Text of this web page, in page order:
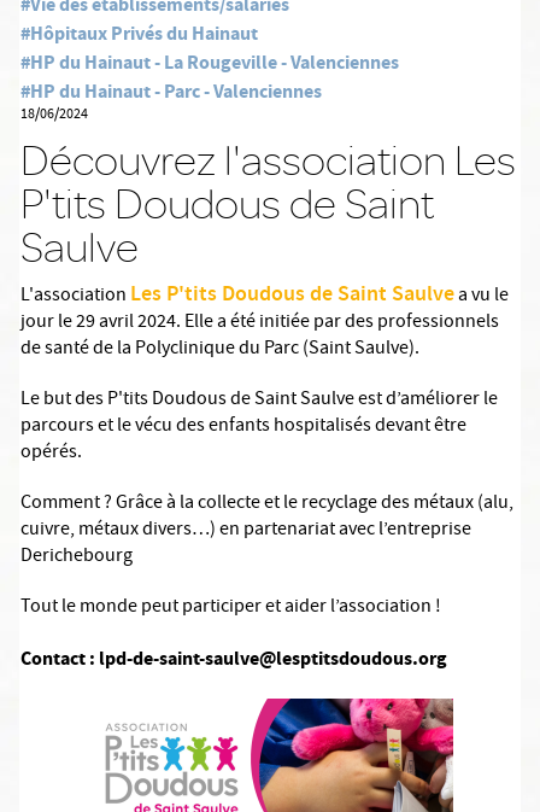
#Hôpitaux Privés du Hainaut
#HP du Hainaut - La Rougeville - Valenciennes
#HP du Hainaut - Parc - Valenciennes
18/06/2024
Découvrez l'association Les
P'tits Doudous de Saint
Saulve
L'association Les P'tits Doudous de Saint Saulvea vu le
jour le 29 avril 2024. Elle a été initiée par des professionnels
de santé de la Polyclinique du Parc (Saint Saulve).
Le but des P'tits Doudous de Saint Saulve est d’améliorer le
parcours et le vécu des enfants hospitalisés devant être
opérés.
Comment ? Grâce à la collecte et le recyclage des métaux (alu,
cuivre, métaux divers…) en partenariat avec l’entreprise
Derichebourg
Tout le monde peut participer et aider l’association !
Contact : lpd-de-saint-saulve@lesptitsdoudous.org